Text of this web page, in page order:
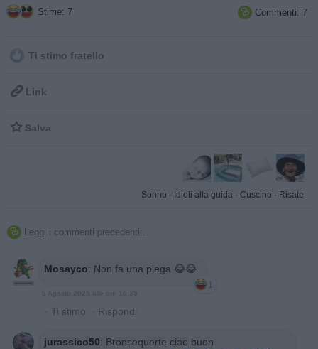
Stime: 7  Commenti: 7
Ti stimo fratello
 Link
 Salva
Sonno · Idioti alla guida · Cuscino · Risate
 Leggi i commenti precedenti...
Mosayco: Non fa una piega 😂😂
1
5 Agosto 2025 alle ore 16:36
· Ti stimo · Rispondi
jurassico50: Bronsequerte ciao buon